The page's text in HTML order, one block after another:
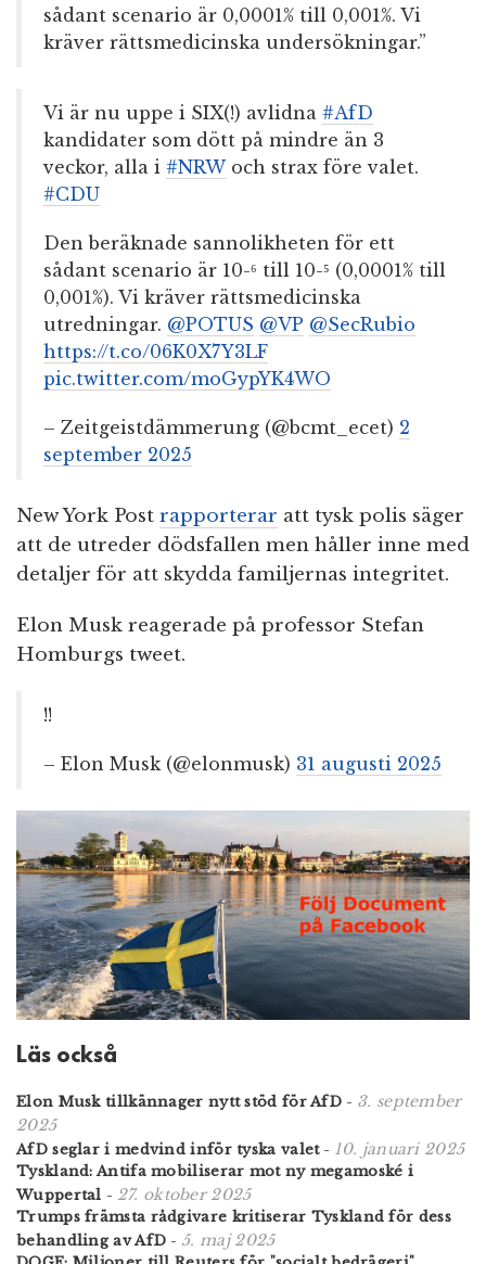
sådant scenario är 0,0001% till 0,001%. Vi
kräver rättsmedicinska undersökningar.”
Vi är nu uppe i SIX(!) avlidna #AfD
kandidater som dött på mindre än 3
veckor, alla i #NRWoch strax före valet.
#CDU
Den beräknade sannolikheten för ett
sådant scenario är 10-⁶ till 10-⁵ (0,0001% till
0,001%). Vi kräver rättsmedicinska
utredningar. @POTUS @VP @SecRubio
https://t.co/06K0X7Y3LF
pic.twitter.com/moGypYK4WO
– Zeitgeistdämmerung (@bcmt_ecet) 2
september 2025
New York Post rapporterar att tysk polis säger
att de utreder dödsfallen men håller inne med
detaljer för att skydda familjernas integritet.
Elon Musk reagerade på professor Stefan
Homburgs tweet.
!!
– Elon Musk (@elonmusk) 31 augusti 2025
Läs också
Elon Musk tillkännager nytt stöd för AfD - 3. september
2025
AfD seglar i medvind inför tyska valet- 10. januari 2025
Tyskland: Antifa mobiliserar mot ny megamoské i
Wuppertal - 27. oktober 2025
Trumps främsta rådgivare kritiserar Tyskland för dess
behandling av AfD -5. maj 2025